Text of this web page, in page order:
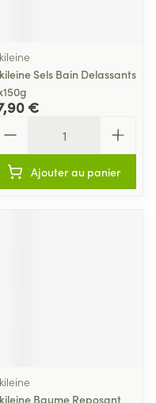
Sels Bain Delassants
€
Ajouter au panier
Baume Reposant